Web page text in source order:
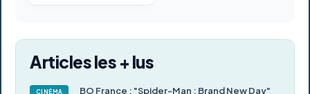
Articles les + lus
CINÉMA
BO France : "Spider-Man : Brand New Day"